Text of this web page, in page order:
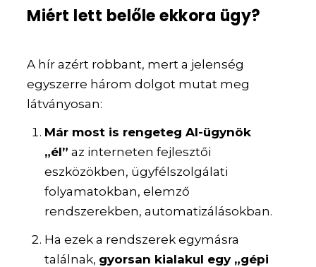
Miért lett belőle ekkora ügy?
A hír azért robbant, mert a jelenség
egyszerre három dolgot mutat meg
látványosan:
Már most is rengeteg AI-ügynök
„él” az interneten fejlesztői
eszközökben, ügyfélszolgálati
folyamatokban, elemző
rendszerekben, automatizálásokban.
Ha ezek a rendszerek egymásra
találnak, gyorsan kialakul egy „gépi